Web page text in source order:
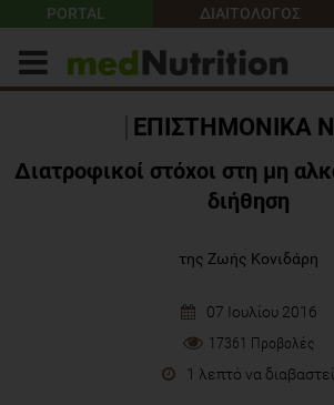
PORTAL ΔΙΑΙΤΟΛΟΓΟΣ
ΕΠΙΣΤΗΜΟΝΙΚΑ
Διατροφικοί στόχοι στη μη
διήθηση
της Ζωής Κονιδάρη
07 Ιουλίου 2016
17361 Προβολές
1 λεπτό να διαβαστεί